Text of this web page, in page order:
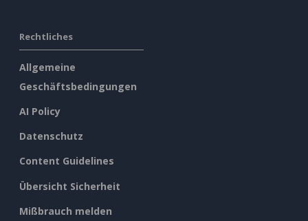
Rechtliches
Allgemeine
Geschäftsbedingungen
AI Policy
Datenschutz
Content Guidelines
Übersicht Sicherheit
Mißbrauch melden